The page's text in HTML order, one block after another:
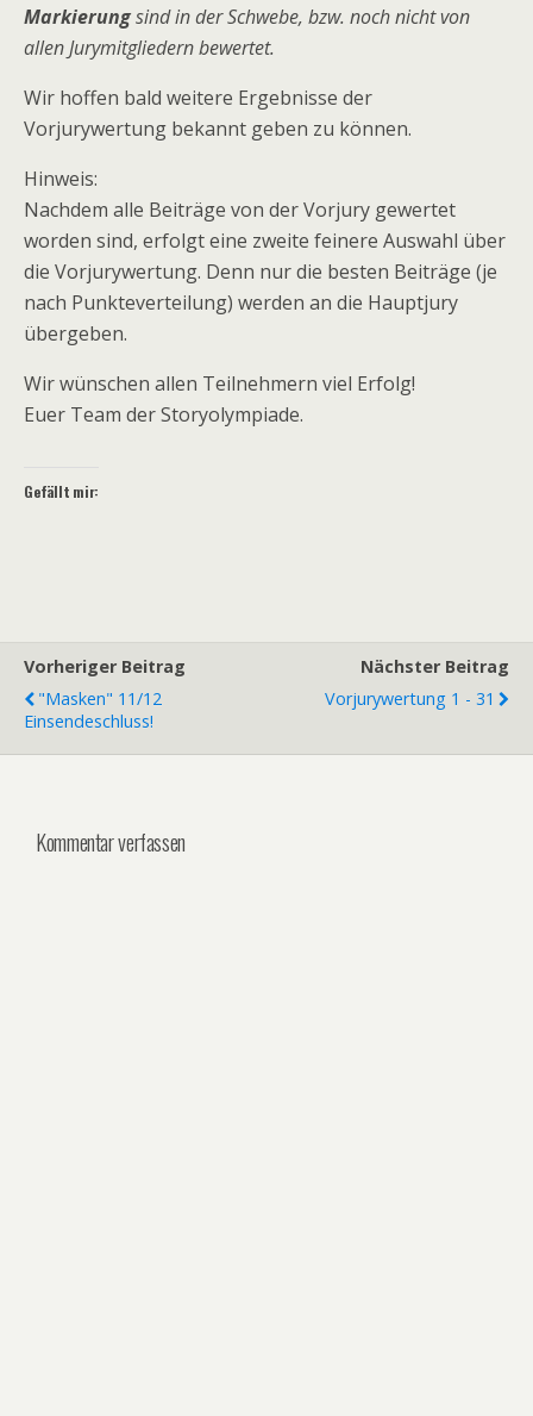
Markierungsind in der Schwebe, bzw. noch nicht von
allen Jurymitgliedern bewertet.
Wir hoffen bald weitere Ergebnisse der
Vorjurywertung bekannt geben zu können.
Hinweis:
Nachdem alle Beiträge von der Vorjury gewertet
worden sind, erfolgt eine zweite feinere Auswahl über
die Vorjurywertung. Denn nur die besten Beiträge (je
nach Punkteverteilung) werden an die Hauptjury
übergeben.
Wir wünschen allen Teilnehmern viel Erfolg!
Euer Team der Storyolympiade.
Gefällt mir:
Vorheriger Beitrag
"Masken" 11/12
Einsendeschluss!
Nächster Beitrag
Vorjurywertung 1 - 31
Kommentar verfassen